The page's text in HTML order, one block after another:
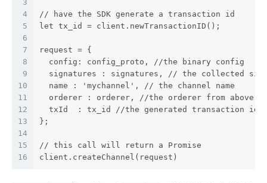
3
4
5
6
7
8
9
10
11
12
13
14
15
16
// have the SDK generate a transaction id
let tx_id = client.newTransactionID();
request = {
  config: config_proto, //the binary config
signatures : signatures, // the collected
  name : 'mychannel', // the channel name
  orderer : orderer, //the orderer from above
  txId  : tx_id //the generated transaction id
};
// this call will return a Promise
client.createChannel(request)